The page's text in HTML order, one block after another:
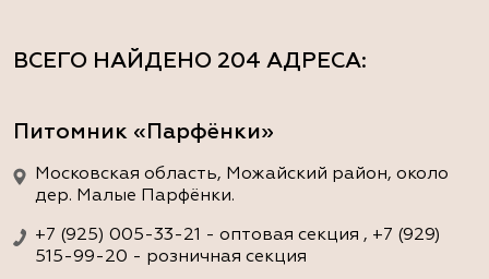
ВСЕГО НАЙДЕНО 204 АДРЕСА:
Питомник «Парфёнки»
Московская область, Можайский район, около
дер. Малые Парфёнки.
+7 (925) 005-33-21 - оптовая секция , +7 (929)
515-99-20 - розничная секция